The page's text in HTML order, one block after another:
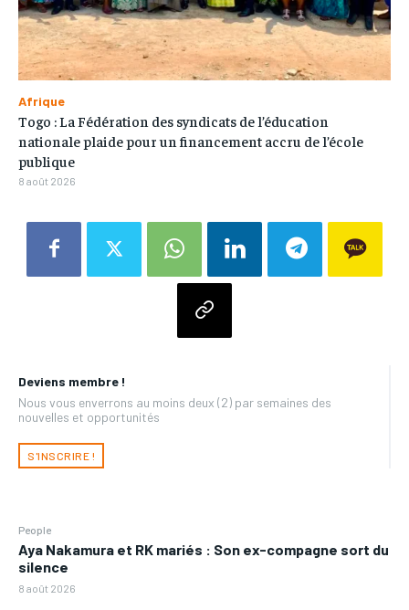
Deviens membre !
Nous vous enverrons au moins deux (2) par semaines des
nouvelles et opportunités
S'INSCRIRE !
People
Aya Nakamura et RK mariés : Son ex-compagne sort du
silence
8 août 2026
Afrique
Togo : La Fédération des syndicats de l’éducation
nationale plaide pour un financement accru de l’école
publique
8 août 2026